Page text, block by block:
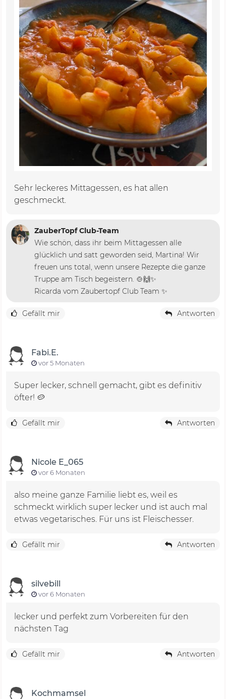
Sehr leckeres Mittagessen, es hat allen
geschmeckt.
ZauberTopf Club-Team
Wie schön, dass ihr beim Mittagessen alle
glücklich und satt geworden seid, Martina! Wir
freuen uns total, wenn unsere Rezepte die ganze
Truppe am Tisch begeistern. 🍲🙌✨
Ricarda vom Zaubertopf Club Team ✨
Gefällt mir Antworten
Fabi.E.
vor 5 Monaten
Super lecker, schnell gemacht, gibt es definitiv
öfter! 🥔
Gefällt mir Antworten
Nicole E_065
vor 6 Monaten
also meine ganze Familie liebt es, weil es
schmeckt wirklich super lecker und ist auch mal
etwas vegetarisches. Für uns ist Fleischesser.
Gefällt mir Antworten
silvebill
vor 6 Monaten
lecker und perfekt zum Vorbereiten für den
nächsten Tag
Gefällt mir Antworten
Kochmamsel